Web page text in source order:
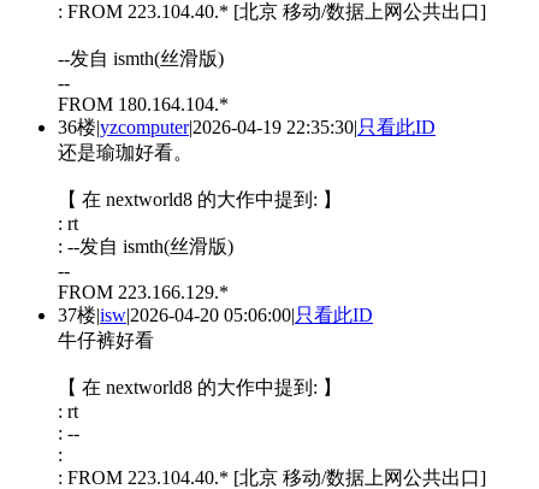
: FROM 223.104.40.* [北京 移动/数据上网公共出口]
--发自 ismth(丝滑版)
--
FROM 180.164.104.*
36楼|yzcomputer|2026-04-19 22:35:30|只看此ID
还是瑜珈好看。
【 在 nextworld8 的大作中提到: 】
: rt
: --发自 ismth(丝滑版)
--
FROM 223.166.129.*
37楼|isw|2026-04-20 05:06:00|只看此ID
牛仔裤好看
【 在 nextworld8 的大作中提到: 】
: rt
: --
:
: FROM 223.104.40.* [北京 移动/数据上网公共出口]